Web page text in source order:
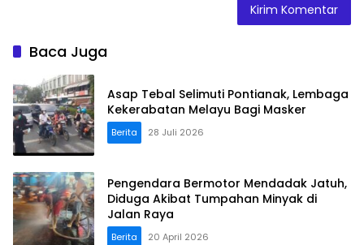
Baca Juga
Asap Tebal Selimuti Pontianak, Lembaga
Kekerabatan Melayu Bagi Masker
Berita 28 Juli 2026
Pengendara Bermotor Mendadak Jatuh,
Diduga Akibat Tumpahan Minyak di
Jalan Raya
Berita 20 April 2026